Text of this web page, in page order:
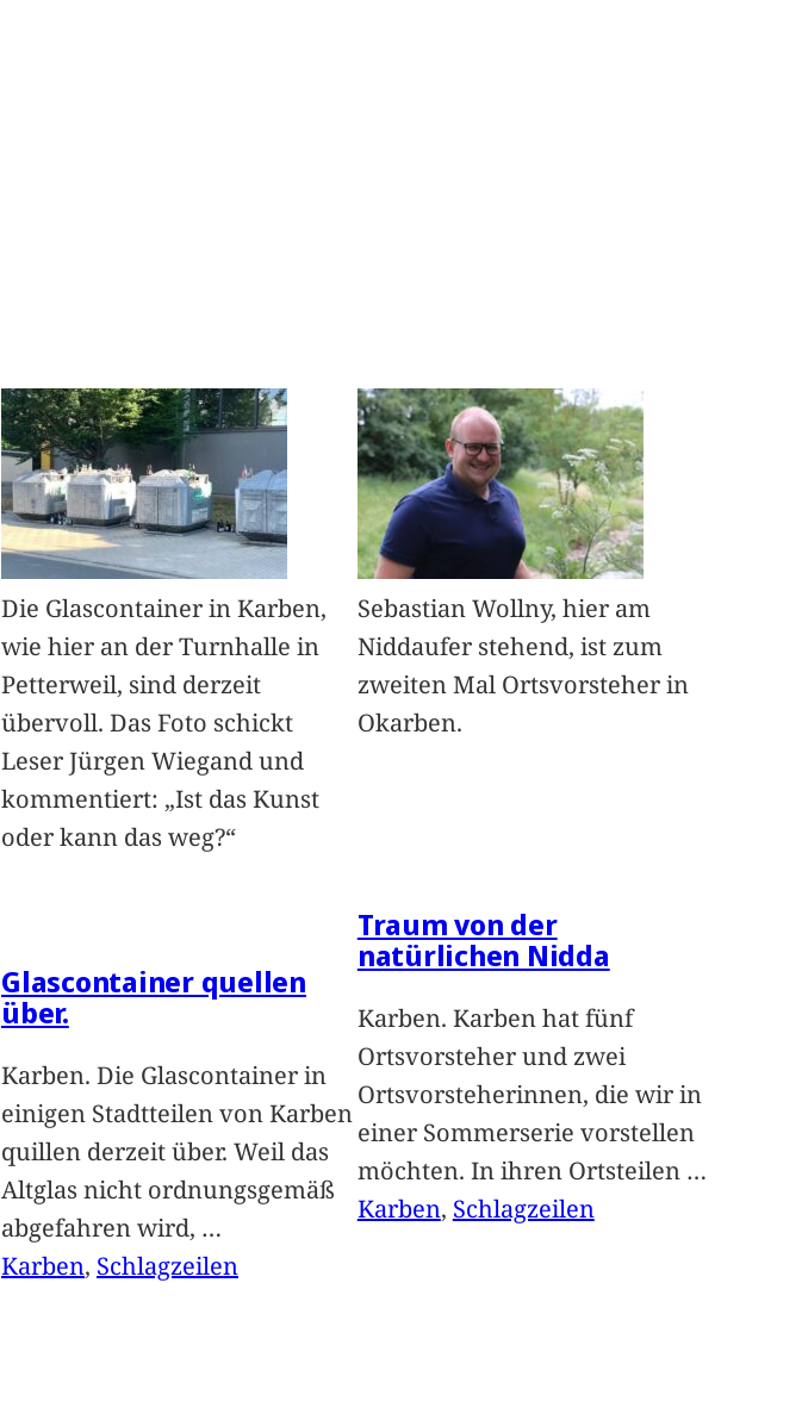
Die Glascontainer in Karben,
wie hier an der Turnhalle in
Petterweil, sind derzeit
übervoll. Das Foto schickt
Leser Jürgen Wiegand und
kommentiert: „Ist das Kunst
oder kann das weg?“
Glascontainer quellen
über.
Karben. Die Glascontainer in
einigen Stadtteilen von Karben
quillen derzeit über. Weil das
Altglas nicht ordnungsgemäß
abgefahren wird, …
Karben, Schlagzeilen
Sebastian Wollny, hier am
Niddaufer stehend, ist zum
zweiten Mal Ortsvorsteher in
Okarben.
Traum von der
natürlichen Nidda
Karben. Karben hat fünf
Ortsvorsteher und zwei
Ortsvorsteherinnen, die wir in
einer Sommerserie vorstellen
möchten. In ihren Ortsteilen …
Karben, Schlagzeilen